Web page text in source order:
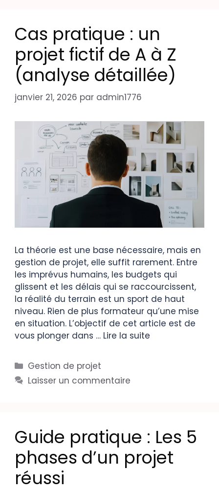
Cas pratique : un
projet fictif de A à Z
(analyse détaillée)
janvier 21, 2026 par admin1776
La théorie est une base nécessaire, mais en
gestion de projet, elle suffit rarement. Entre
les imprévus humains, les budgets qui
glissent et les délais qui se raccourcissent,
la réalité du terrain est un sport de haut
niveau. Rien de plus formateur qu’une mise
en situation. L’objectif de cet article est de
vous plonger dans … Lire la suite
Gestion de projet
Laisser un commentaire
Guide pratique : Les 5
phases d’un projet
réussi